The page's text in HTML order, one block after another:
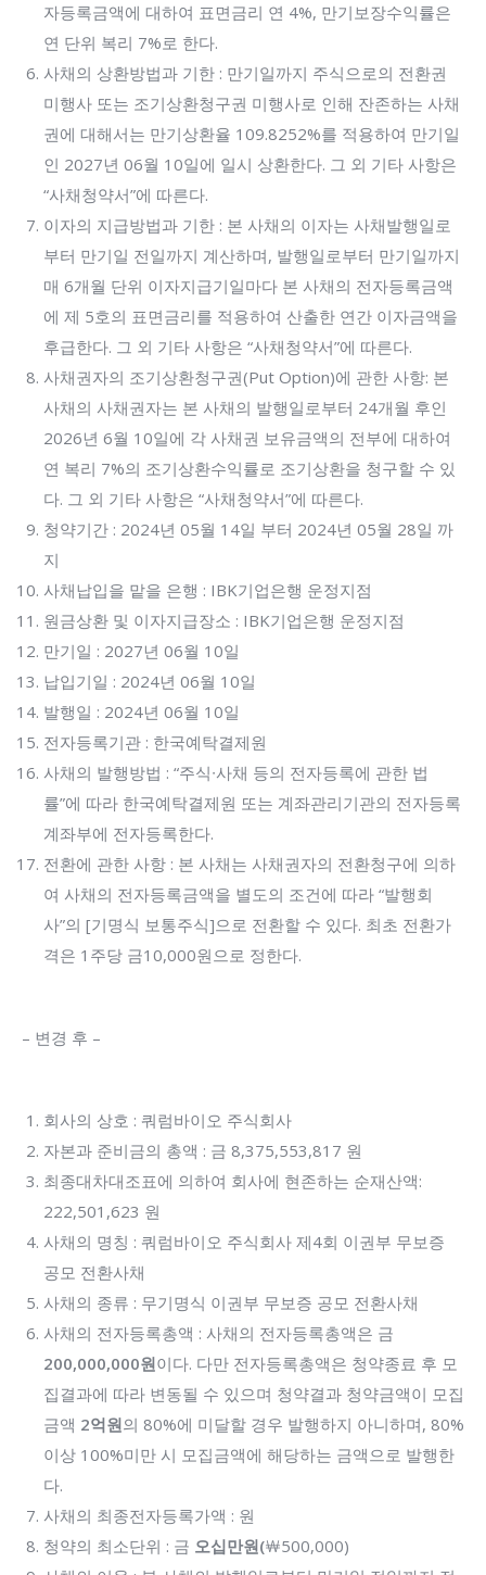
자등록금액에 대하여 표면금리 연 4%, 만기보장수익률은
연 단위 복리 7%로 한다.
사채의 상환방법과 기한 : 만기일까지 주식으로의 전환권
미행사 또는 조기상환청구권 미행사로 인해 잔존하는 사채
권에 대해서는 만기상환율 109.8252%를 적용하여 만기일
인 2027년 06월 10일에 일시 상환한다. 그 외 기타 사항은
“사채청약서”에 따른다.
이자의 지급방법과 기한 : 본 사채의 이자는 사채발행일로
부터 만기일 전일까지 계산하며, 발행일로부터 만기일까지
매 6개월 단위 이자지급기일마다 본 사채의 전자등록금액
에 제 5호의 표면금리를 적용하여 산출한 연간 이자금액을
후급한다. 그 외 기타 사항은 “사채청약서”에 따른다.
사채권자의 조기상환청구권(Put Option)에 관한 사항: 본
사채의 사채권자는 본 사채의 발행일로부터 24개월 후인
2026년 6월 10일에 각 사채권 보유금액의 전부에 대하여
연 복리 7%의 조기상환수익률로 조기상환을 청구할 수 있
다. 그 외 기타 사항은 “사채청약서”에 따른다.
청약기간 : 2024년 05월 14일 부터 2024년 05월 28일 까
지
사채납입을 맡을 은행 : IBK기업은행 운정지점
원금상환 및 이자지급장소 : IBK기업은행 운정지점
만기일 : 2027년 06월 10일
납입기일 : 2024년 06월 10일
발행일 : 2024년 06월 10일
전자등록기관 : 한국예탁결제원
사채의 발행방법 : “주식∙사채 등의 전자등록에 관한 법
률”에 따라 한국예탁결제원 또는 계좌관리기관의 전자등록
계좌부에 전자등록한다.
전환에 관한 사항 : 본 사채는 사채권자의 전환청구에 의하
여 사채의 전자등록금액을 별도의 조건에 따라 “발행회
사”의 [기명식 보통주식]으로 전환할 수 있다. 최초 전환가
격은 1주당 금10,000원으로 정한다.
– 변경 후 –
회사의 상호 : 쿼럼바이오 주식회사
자본과 준비금의 총액 : 금 8,375,553,817 원
최종대차대조표에 의하여 회사에 현존하는 순재산액:
222,501,623 원
사채의 명칭 : 쿼럼바이오 주식회사 제4회 이권부 무보증
공모 전환사채
사채의 종류 : 무기명식 이권부 무보증 공모 전환사채
사채의 전자등록총액 : 사채의 전자등록총액은 금
200,000,000원이다. 다만 전자등록총액은 청약종료 후 모
집결과에 따라 변동될 수 있으며 청약결과 청약금액이 모집
금액 2억원의 80%에 미달할 경우 발행하지 아니하며, 80%
이상 100%미만 시 모집금액에 해당하는 금액으로 발행한
다.
사채의 최종전자등록가액 : 원
청약의 최소단위 : 금 오십만원(￦500,000)